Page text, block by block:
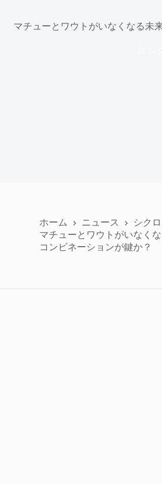
マチューとワウトがいなくなる未
ホーム ニュース
シク
マチューとワウトがいなく
コンビネーションが鍵か？